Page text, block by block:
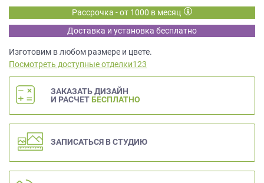
Рассрочка - от 1000 в месяц
Доставка и установка бесплатно
Изготовим в любом размере и цвете.
Посмотреть доступные отделки123
ЗАКАЗАТЬ ДИЗАЙН
И РАСЧЕТ БЕСПЛАТНО
ЗАПИСАТЬСЯ В СТУДИЮ